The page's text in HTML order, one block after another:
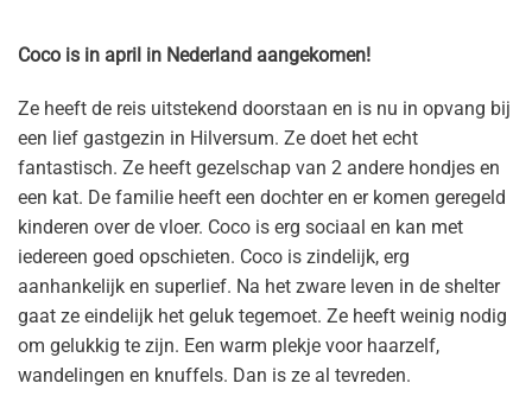
Coco is in april in Nederland aangekomen!
Ze heeft de reis uitstekend doorstaan en is nu in opvang bij
een lief gastgezin in Hilversum. Ze doet het echt
fantastisch. Ze heeft gezelschap van 2 andere hondjes en
een kat. De familie heeft een dochter en er komen geregeld
kinderen over de vloer. Coco is erg sociaal en kan met
iedereen goed opschieten. Coco is zindelijk, erg
aanhankelijk en superlief. Na het zware leven in de shelter
gaat ze eindelijk het geluk tegemoet. Ze heeft weinig nodig
om gelukkig te zijn. Een warm plekje voor haarzelf,
wandelingen en knuffels. Dan is ze al tevreden.